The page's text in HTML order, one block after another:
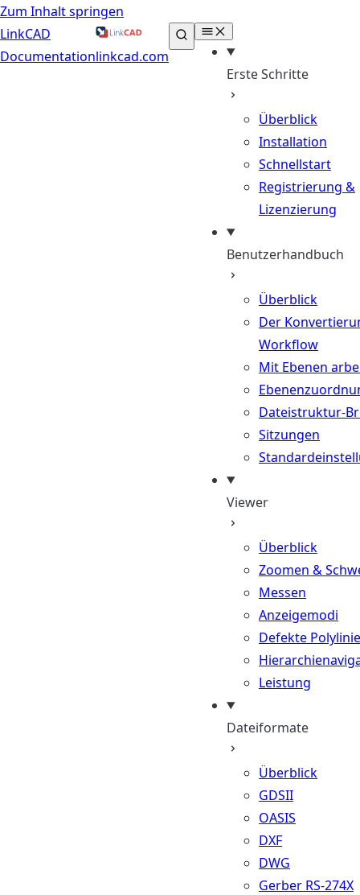
Zum Inhalt springen
LinkCAD
Documentationlinkcad.com
Erste Schritte
Überblick
Installation
Schnellstart
Registrierung &
Lizenzierung
Benutzerhandbuch
Überblick
Der
Workflow
Mit Ebenen
Dateistruktur-
Sitzungen
Viewer
Überblick
Zoomen &
Messen
Anzeigemodi
Defekte
Leistung
Dateiformate
Überblick
GDSII
OASIS
DXF
DWG
Gerber RS-274X